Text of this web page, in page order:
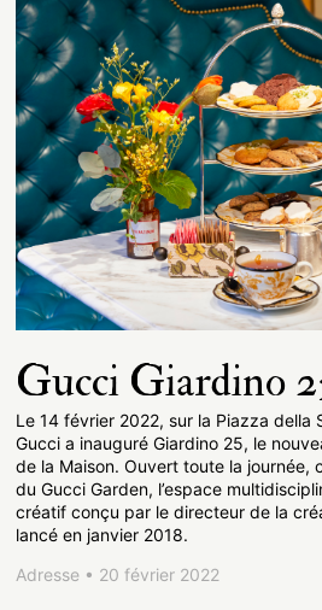
Gucci Giardino
Le 14 février 2022, sur la Piazza della
Gucci a inauguré Giardino 25, le
de la Maison. Ouvert toute la journée,
du Gucci Garden, l’espace
créatif conçu par le directeur de la
lancé en janvier 2018.
Adresse • 20 février 2022